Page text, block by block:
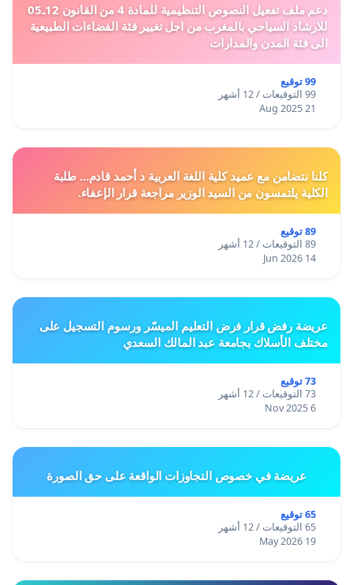
دعم ملف تفعيل النصوص التنظيمية للمادة 4 من القانون 12ـ05
للارشاد السياحي بالمغرب من اجل تغيير فئة الفضاءات الطبيعية
الى فئة المدن والمدارات
99 توقيع
99 التوقيعات / 12 أشهر
21 Aug 2025
كلنا نتضامن مع عميد كلية اللغة العربية د أحمد قادم... طلبة
الكلية يلتمسون من السيد الوزير مراجعة قرار الإعفاء.
89 توقيع
89 التوقيعات / 12 أشهر
14 Jun 2026
عريضة رفض قرار فرض التعليم الميسّر ورسوم التسجيل على
مختلف الأسلاك بجامعة عبد المالك السعدي
73 توقيع
73 التوقيعات / 12 أشهر
6 Nov 2025
عريضة في خصوص التجاوزات الواقعة على حق الصورة
65 توقيع
65 التوقيعات / 12 أشهر
19 May 2026